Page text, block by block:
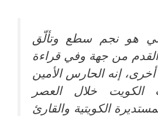
هو نجم سطع وتألّق
من جهة وفي قراءة
إنه الحارس الأمين
الكويت خلال العصر
الكويتية والقارئ